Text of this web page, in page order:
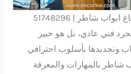
شاطر | 51748296
فني عادي، بل هو خبير
وتجديدها بأسلوب احترافي
شاطر بالمهارات والمعرفة